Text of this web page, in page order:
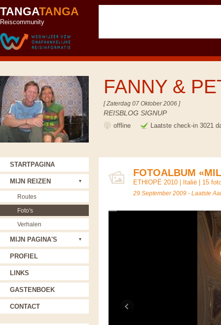
TANGATANGA
Reiscommunity
FANNY &
[ Zaterdag 07 Oktober 2006 ]
REISBLOG SIGNUP
offline Laatste check-in 3021
FOTOALBUM
ETHIOPË 2010 Italië | 15
29 September 2009 - Laatste
STARTPAGINA
MIJN REIZEN
Routes
Foto's
Verhalen
MIJN PAGINA'S
PROFIEL
LINKS
GASTENBOEK
CONTACT